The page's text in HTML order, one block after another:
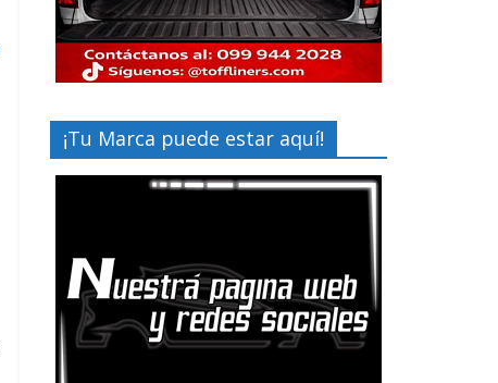
¡Tu Marca puede estar aquí!